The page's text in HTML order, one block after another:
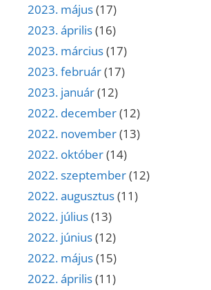
2023. május(17)
2023. április(16)
2023. március(17)
2023. február(17)
2023. január(12)
2022. december(12)
2022. november(13)
2022. október(14)
2022. szeptember(12)
2022. augusztus(11)
2022. július(13)
2022. június(12)
2022. május(15)
2022. április(11)